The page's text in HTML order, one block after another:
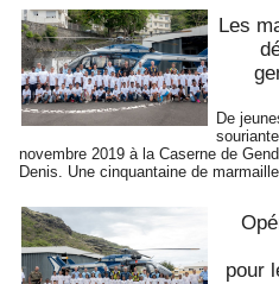
Les
De
novembre 2019 à la Caserne de
Denis. Une cinquantaine de
pour